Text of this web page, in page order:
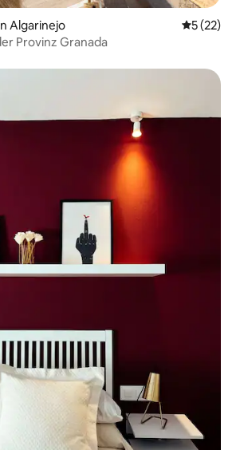
Algarinejo
5 (22)
Provinz Granada